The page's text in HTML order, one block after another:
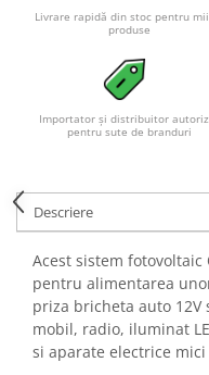
electrice
Turbine eoliene pentru
Acumulatori VRLA AGM/
Tractiune / LiFePo4
Baterii si acumulatori AGM
de 6-12 V
Acumulatori Moto, ATV
GEL
AGM
Li-Ion
Livrare rapidă din stoc pentru
produse
Importator și distribuitor
pentru sute de branduri
Descriere
Acest sistem fotovoltaic
pentru alimentarea
priza bricheta auto 12V
mobil, radio, iluminat
si aparate electrice mici